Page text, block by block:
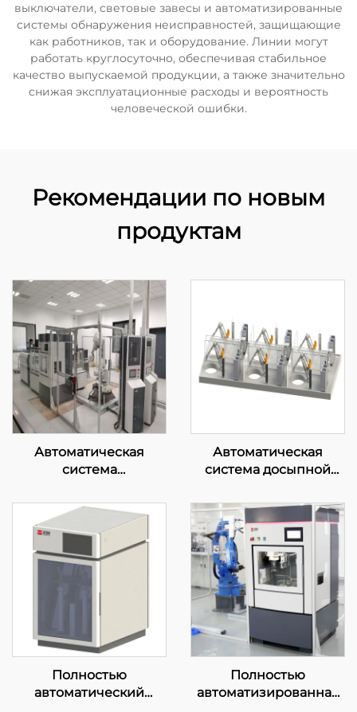
выключатели, световые завесы и автоматизированные
системы обнаружения неисправностей, защищающие
как работников, так и оборудование. Линии могут
работать круглосуточно, обеспечивая стабильное
качество выпускаемой продукции, а также значительно
снижая эксплуатационные расходы и вероятность
человеческой ошибки.
Рекомендации по новым
продуктам
Автоматическая
система
анализа перед печью
Автоматическая
система досыпной
транспортировки
Полностью
автоматический
Полностью
автоматизированная